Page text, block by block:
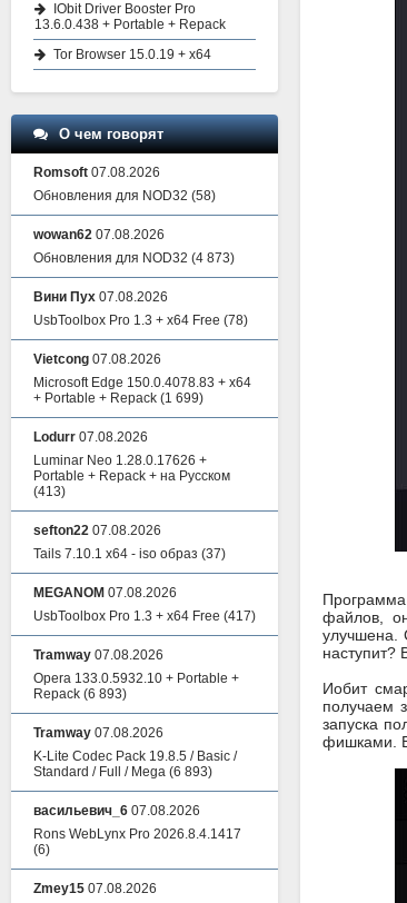
Программа
файлов,
улучшена.
наступит?
Иобит
получаем
запуска
фишками. В
IObit Driver Booster Pro
13.6.0.438 + Portable + Repack
Tor Browser 15.0.19 + x64
О чем говорят
Romsoft 07.08.2026
Обновления для NOD32 (58)
wowan62 07.08.2026
Обновления для NOD32 (4 873)
Вини Пух 07.08.2026
UsbToolbox Pro 1.3 + x64 Free (78)
Vietcong 07.08.2026
Microsoft Edge 150.0.4078.83 + x64
+ Portable + Repack (1 699)
Lodurr 07.08.2026
Luminar Neo 1.28.0.17626 +
Portable + Repack + на Русском
(413)
sefton22 07.08.2026
Tails 7.10.1 x64 - iso образ (37)
MEGANOM 07.08.2026
UsbToolbox Pro 1.3 + x64 Free (417)
Tramway 07.08.2026
Opera 133.0.5932.10 + Portable +
Repack (6 893)
Tramway 07.08.2026
K-Lite Codec Pack 19.8.5 / Basic /
Standard / Full / Mega (6 893)
васильевич_6 07.08.2026
Rons WebLynx Pro 2026.8.4.1417
(6)
Zmey15 07.08.2026